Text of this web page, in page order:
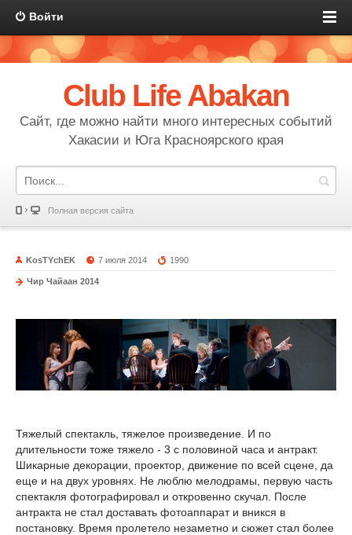
Войти
Club Life Abakan
Сайт, где можно найти много интересных событий
Хакасии и Юга Красноярского края
Полная версия сайта
KosTYchEK 7 июля 2014 1990
Чир Чайаан 2014
Тяжелый спектакль, тяжелое произведение. И по
длительности тоже тяжело - 3 с половиной часа и антракт.
Шикарные декорации, проектор, движение по всей сцене, да
еще и на двух уровнях. Не люблю мелодрамы, первую часть
спектакля фотографировал и откровенно скучал. После
антракта не стал доставать фотоаппарат и вникся в
постановку. Время пролетело незаметно и сюжет стал более